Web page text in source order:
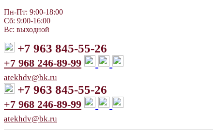
Пн-Пт: 9:00-18:00
Сб: 9:00-16:00
Вс: выходной
+7 963 845-55-26
+7 968 246-89-99
atekhdv@bk.ru
+7 963 845-55-26
+7 968 246-89-99
atekhdv@bk.ru